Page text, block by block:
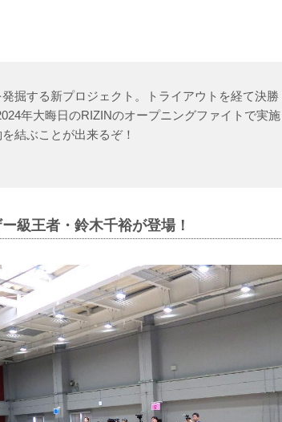
掘する新プロジェクト。トライアウトを経て決勝
年大晦日のRIZINのオープニングファイトで実
結ぶことが出来るぞ！
級王者・鈴木千裕が登場！